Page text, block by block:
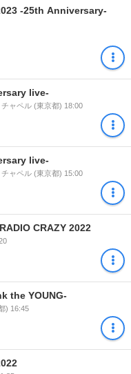
-25th Anniversary-
live-
ャペル (東京都) 18:00
live-
ャペル (東京都) 15:00
CRAZY 2022
the YOUNG-
) 16:45